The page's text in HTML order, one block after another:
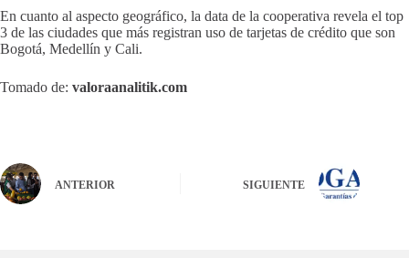
En cuanto al aspecto geográfico, la data de la cooperativa revela el top
3 de las ciudades que más registran uso de tarjetas de crédito que son
Bogotá, Medellín y Cali.
Tomado de: valoraanalitik.com
ANTERIOR SIGUIENTE